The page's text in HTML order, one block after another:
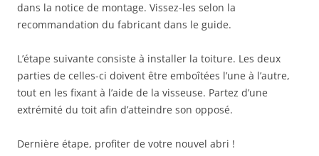
dans la notice de montage. Vissez-les selon la
recommandation du fabricant dans le guide.
L’étape suivante consiste à installer la toiture. Les deux
parties de celles-ci doivent être emboîtées l’une à l’autre,
tout en les fixant à l’aide de la visseuse. Partez d’une
extrémité du toit afin d’atteindre son opposé.
Dernière étape, profiter de votre nouvel abri !